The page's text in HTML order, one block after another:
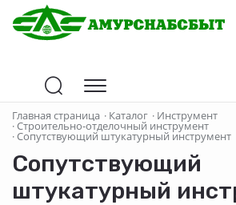
Главная страница · Каталог · Инструмент
·Строительно-отделочный инструмент
·Сопутствующий штукатурный инструмент
Сопутствующий
штукатурный
-